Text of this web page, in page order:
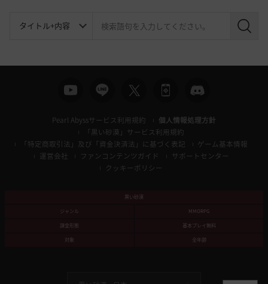
検
Pearl Abyssサービス利用規約
個人情報処理方針
「黒い砂漠」サービス利用規約
「特定商取引法」及び「資金決済法」に基づく表記
ゲーム基本情報
運営会社
ファンコンテンツガイド
サポートセンター
クッキーポリシー
黒い砂漠
ジャンル
MMORPG
課金形態
基本プレイ無料
対象
全年齢